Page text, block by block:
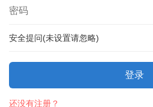
安全提问(未设置请忽略)
登录
还没有注册？